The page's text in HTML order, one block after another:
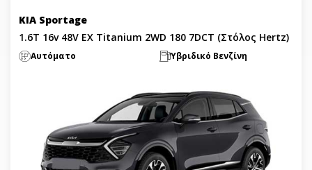
KIA Sportage
1.6T 16v 48V EX Titanium 2WD 180 7DCT (Στόλος Hertz)
Αυτόματο Υβριδικό Βενζίνη